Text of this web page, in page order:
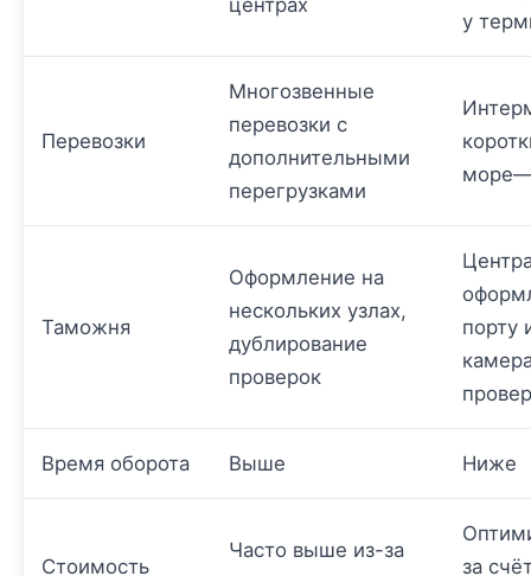
у
Перевозки
Многозвенные
перевозки с
дополнительными
перегрузками
Таможня
Оформление на
нескольких узлах,
дублирование
проверок
порту
Время оборота Выше Ниже
Стоимость
Часто выше из-за
за